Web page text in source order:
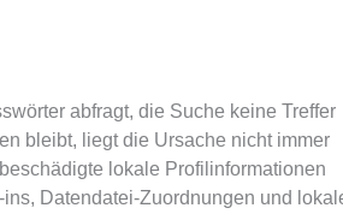
abfragt, die Suche keine Treffer
bleibt, liegt die Ursache nicht immer
lokale Profilinformationen
Datendatei-Zuordnungen und